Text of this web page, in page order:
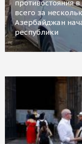
противостояния
всего за
Азербайджан
республики